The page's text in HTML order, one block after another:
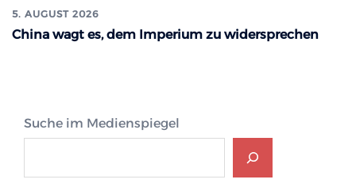
5. AUGUST 2026
China wagt es, dem Imperium zu widersprechen
Suche im Medienspiegel